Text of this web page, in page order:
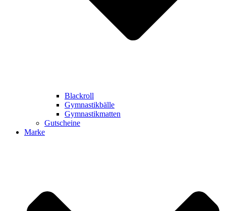
Blackroll
Gymnastikbälle
Gymnastikmatten
Gutscheine
Marke